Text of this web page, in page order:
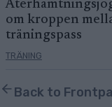
om kroppen
träningspass
TRÄNING
Back to